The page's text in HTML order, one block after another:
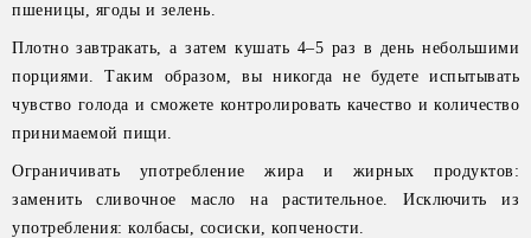
пшеницы, ягоды и зелень.
Плотно завтракать, а затем кушать 4–5 раз в день небольшими
порциями. Таким образом, вы никогда не будете испытывать
чувство голода и сможете контролировать качество и количество
принимаемой пищи.
Ограничивать употребление жира и жирных продуктов:
заменить сливочное масло на растительное. Исключить из
употребления: колбасы, сосиски, копчености.